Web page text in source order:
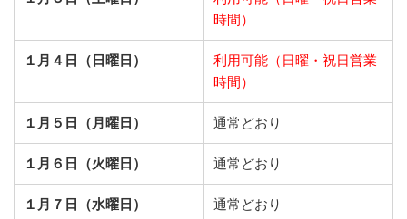
時間）
１月４日（日曜日）
利用可能（日曜・祝日営業
時間）
１月５日（月曜日） 通常どおり
１月６日（火曜日） 通常どおり
１月７日（水曜日） 通常どおり